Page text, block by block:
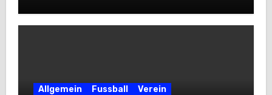
Allgemein Fussball Verein